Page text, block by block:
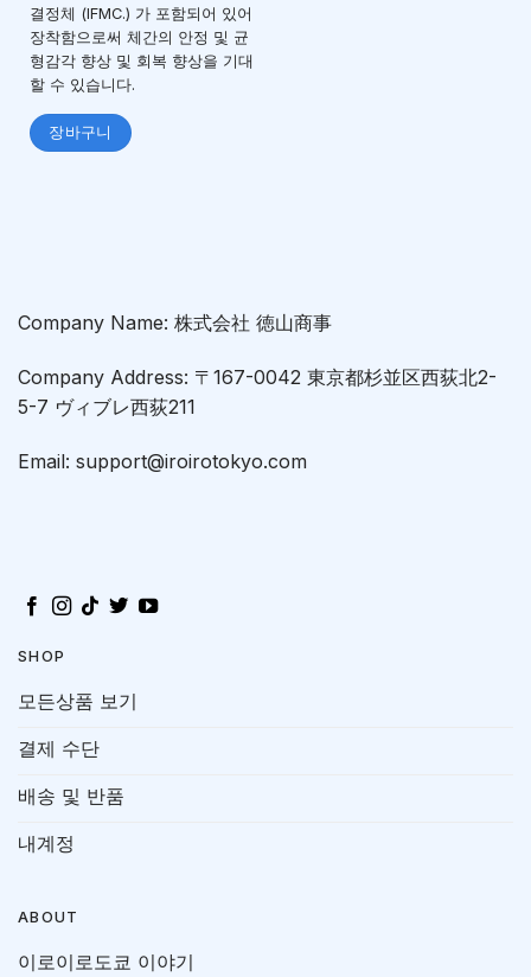
결정체 (IFMC.) 가 포함되어 있어
장착함으로써 체간의 안정 및 균
형감각 향상 및 회복 향상을 기대
할 수 있습니다.
장바구니
Company Name: 株式会社 徳山商事
Company Address: 〒167-0042 東京都杉並区西荻北2-
5-7 ヴィブレ西荻211
Email: support@iroirotokyo.com
SHOP
모든상품 보기
결제 수단
배송 및 반품
내계정
ABOUT
이로이로도쿄 이야기